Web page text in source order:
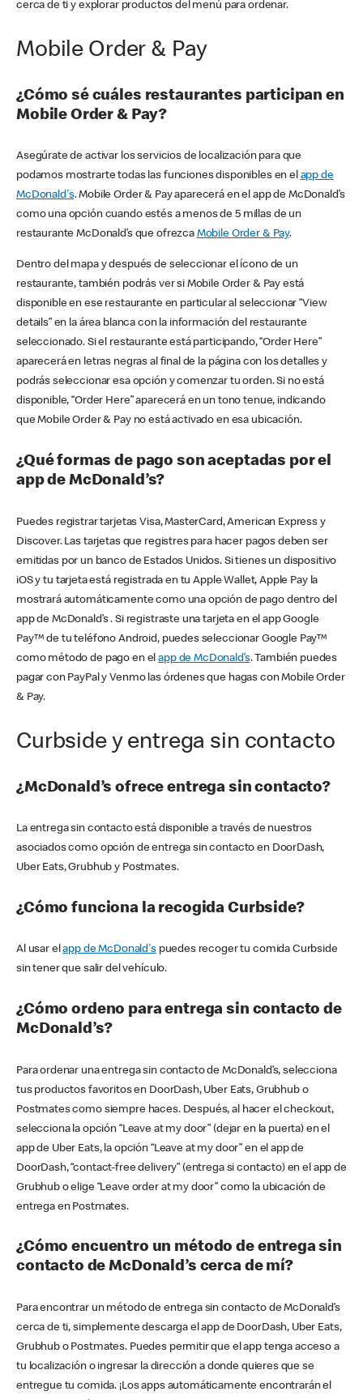
cerca de ti y explorar productos del menú para ordenar.
Mobile Order & Pay
¿Cómo sé cuáles restaurantes participan en
Mobile Order & Pay?
Asegúrate de activar los servicios de localización para que
podamos mostrarte todas las funciones disponibles en el app de
McDonald's. Mobile Order & Pay aparecerá en el app de McDonald’s
como una opción cuando estés a menos de 5 millas de un
restaurante McDonald’s que ofrezca Mobile Order & Pay.
Dentro del mapa y después de seleccionar el ícono de un
restaurante, también podrás ver si Mobile Order & Pay está
disponible en ese restaurante en particular al seleccionar “View
details” en la área blanca con la información del restaurante
seleccionado. Si el restaurante está participando, “Order Here”
aparecerá en letras negras al final de la página con los detalles y
podrás seleccionar esa opción y comenzar tu orden. Si no está
disponible, “Order Here” aparecerá en un tono tenue, indicando
que Mobile Order & Pay no está activado en esa ubicación.
¿Qué formas de pago son aceptadas por el
app de McDonald’s?
Puedes registrar tarjetas Visa, MasterCard, American Express y
Discover. Las tarjetas que registres para hacer pagos deben ser
emitidas por un banco de Estados Unidos. Si tienes un dispositivo
iOS y tu tarjeta está registrada en tu Apple Wallet, Apple Pay la
mostrará automáticamente como una opción de pago dentro del
app de McDonald’s . Si registraste una tarjeta en el app Google
Pay™ de tu teléfono Android, puedes seleccionar Google Pay™
como método de pago en elapp de McDonald’s. También puedes
pagar con PayPal y Venmo las órdenes que hagas con Mobile Order
& Pay.
Curbside y entrega sin contacto
¿McDonald’s ofrece entrega sin contacto?
La entrega sin contacto está disponible a través de nuestros
asociados como opción de entrega sin contacto en DoorDash,
Uber Eats, Grubhub y Postmates.
¿Cómo funciona la recogida Curbside?
Al usar elapp de McDonald'spuedes recoger tu comida Curbside
sin tener que salir del vehículo.
¿Cómo ordeno para entrega sin contacto de
McDonald’s?
Para ordenar una entrega sin contacto de McDonald’s, selecciona
tus productos favoritos en DoorDash, Uber Eats, Grubhub o
Postmates como siempre haces. Después, al hacer el checkout,
selecciona la opción “Leave at my door” (dejar en la puerta) en el
app de Uber Eats, la opción “Leave at my door” en el app de
DoorDash, “contact-free delivery” (entrega si contacto) en el app de
Grubhub o elige “Leave order at my door” como la ubicación de
entrega en Postmates.
¿Cómo encuentro un método de entrega sin
contacto de McDonald’s cerca de mí?
Para encontrar un método de entrega sin contacto de McDonald’s
cerca de ti, simplemente descarga el app de DoorDash, Uber Eats,
Grubhub o Postmates. Puedes permitir que el app tenga acceso a
tu localización o ingresar la dirección a donde quieres que se
entregue tu comida. ¡Los apps automáticamente encontrarán el